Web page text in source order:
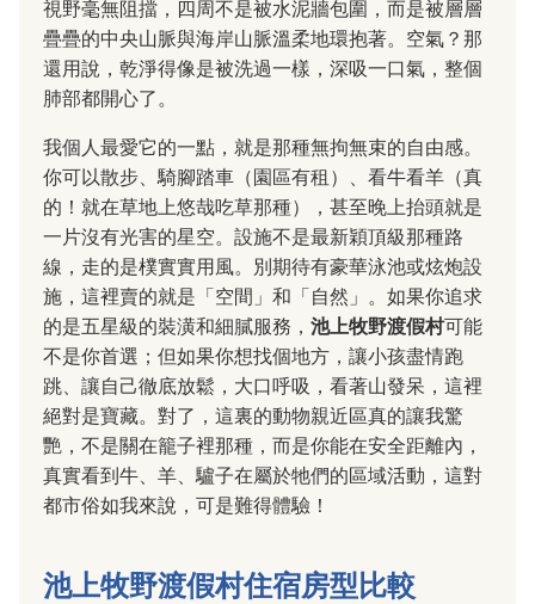
視野毫無阻擋，四周不是被水泥牆包圍，而是被層層
疊疊的中央山脈與海岸山脈溫柔地環抱著。空氣？那
還用說，乾淨得像是被洗過一樣，深吸一口氣，整個
肺部都開心了。
我個人最愛它的一點，就是那種無拘無束的自由感。
你可以散步、騎腳踏車（園區有租）、看牛看羊（真
的！就在草地上悠哉吃草那種），甚至晚上抬頭就是
一片沒有光害的星空。設施不是最新穎頂級那種路
線，走的是樸實實用風。別期待有豪華泳池或炫炮設
施，這裡賣的就是「空間」和「自然」。如果你追求
的是五星級的裝潢和細膩服務， 池上牧野渡假村可能
不是你首選；但如果你想找個地方，讓小孩盡情跑
跳、讓自己徹底放鬆，大口呼吸，看著山發呆，這裡
絕對是寶藏。對了，這裏的動物親近區真的讓我驚
艷，不是關在籠子裡那種，而是你能在安全距離內，
真實看到牛、羊、驢子在屬於牠們的區域活動，這對
都市俗如我來說，可是難得體驗！
池上牧野渡假村住宿房型比較